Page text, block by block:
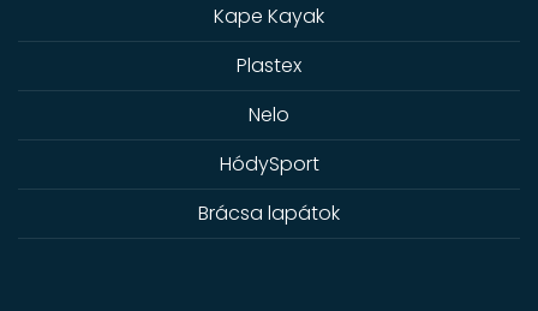
Kape Kayak
Plastex
Nelo
HódySport
Brácsa lapátok